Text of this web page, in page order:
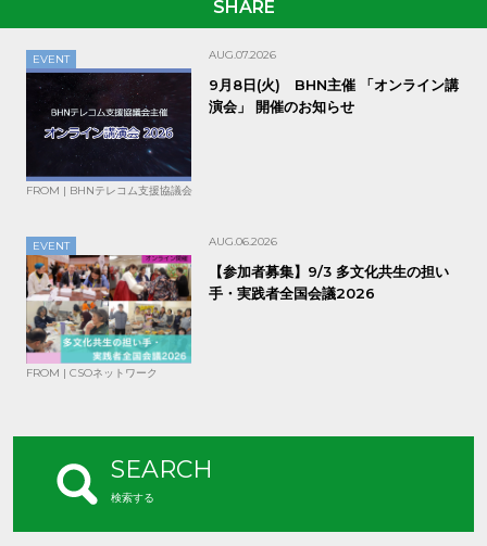
SHARE
EVENT AUG.07.2026
9月8日(火) BHN主催 「オンライン講
演会」 開催のお知らせ
FROM | BHNテレコム支援協議会
EVENT AUG.06.2026
【参加者募集】9/3 多文化共生の担い
手・実践者全国会議2026
FROM | CSOネットワーク
SEARCH
検索する